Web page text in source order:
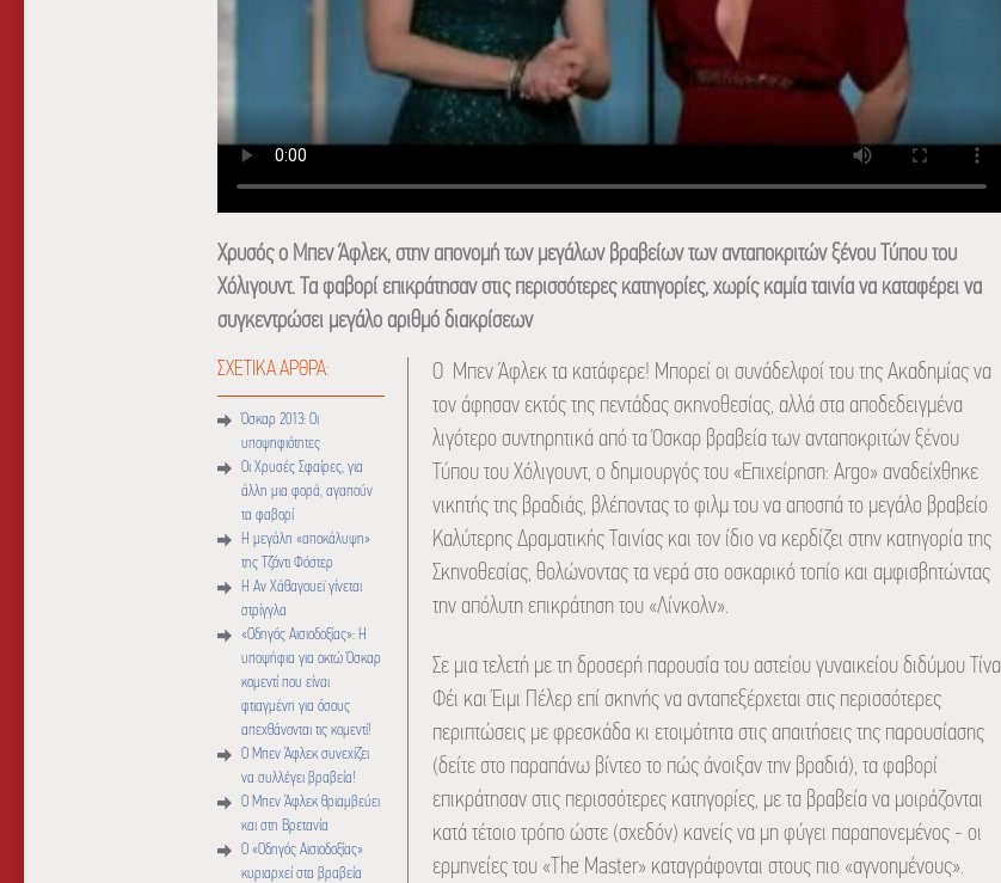
Χρυσός ο Μπεν Άφλεκ, στην απονομή των μεγάλων βραβείων των ανταποκριτών ξένου Τύπου του
Χόλιγουντ. Τα φαβορί επικράτησαν στις περισσότερες κατηγορίες, χωρίς καμία ταινία να καταφέρει να
συγκεντρώσει μεγάλο αριθμό διακρίσεων
ΣΧΕΤΙΚΑ ΑΡΘΡΑ:
Όσκαρ 2013: Οι
υποψηφιότητες
Οι Χρυσές Σφαίρες, για
άλλη μια φορά, αγαπούν
τα φαβορί
Η μεγάλη «αποκάλυψη»
της Τζόντι Φόστερ
Η Αν Χάθαγουεϊ γίνεται
στρίγγλα
«Οδηγός Αισιοδοξίας»: Η
υποψήφια για οκτώ Όσκαρ
κομεντί που είναι
φτιαγμένη για όσους
απεχθάνονται τις κομεντί!
Ο Μπεν Άφλεκ συνεχίζει
να συλλέγει βραβεία!
Ο Μπεν Άφλεκ θριαμβεύει
και στη Βρετανία
Ο «Οδηγός Αισιοδοξίας»
κυριαρχεί στα βραβεία
Ο Μπεν Άφλεκ τα κατάφερε! Μπορεί οι συνάδελφοί του της Ακαδημίας να
τον άφησαν εκτός της πεντάδας σκηνοθεσίας, αλλά στα αποδεδειγμένα
λιγότερο συντηρητικά από τα Όσκαρ βραβεία των ανταποκριτών ξένου
Τύπου του Χόλιγουντ, ο δημιουργός του «Επιχείρηση: Argo» αναδείχθηκε
νικητής της βραδιάς, βλέποντας το φιλμ του να αποσπά το μεγάλο βραβείο
Καλύτερης Δραματικής Ταινίας και τον ίδιο να κερδίζει στην κατηγορία της
Σκηνοθεσίας, θολώνοντας τα νερά στο οσκαρικό τοπίο και αμφισβητώντας
την απόλυτη επικράτηση του «Λίνκολν».
Σε μια τελετή με τη δροσερή παρουσία του αστείου γυναικείου διδύμου Τίνα
Φέι και Έιμι Πέλερ επί σκηνής να ανταπεξέρχεται στις περισσότερες
περιπτώσεις με φρεσκάδα κι ετοιμότητα στις απαιτήσεις της παρουσίασης
(δείτε στο παραπάνω βίντεο το πώς άνοιξαν την βραδιά), τα φαβορί
επικράτησαν στις περισσότερες κατηγορίες, με τα βραβεία να μοιράζονται
κατά τέτοιο τρόπο ώστε (σχεδόν) κανείς να μη φύγει παραπονεμένος - οι
ερμηνείες του «The Master» καταγράφονται στους πιο «αγνοημένους».